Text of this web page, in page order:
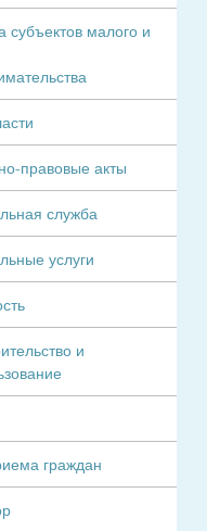
субъектов малого и
правовые акты
служба
услуги
и
граждан